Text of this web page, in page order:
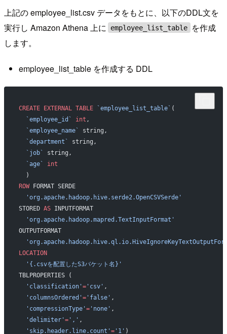
上記の employee_list.csv データをもとに、以下のDDL文を
実行し Amazon Athena 上に
employee_list_table
を作成
します。
employee_list_table を作成する DDL
CREATE EXTERNAL TABLE `employee_list_table` (
  `employee_id`
int ,
  `employee_name`
string,
  `department`
string,
  `job`
string,
  `age`
int
  )
ROW FORMAT SERDE
  'org.apache.hadoop.hive.serde2.OpenCSVSerde'
STORED AS INPUTFORMAT
  'org.apache.hadoop.mapred.TextInputFormat'
OUTPUTFORMAT
LOCATION
  '{.csvを配置したS3バケット名}'
TBLPROPERTIES (
  'classification'
='csv' ,
  'columnsOrdered'
='false' ,
  'compressionType'
='none' ,
  'delimiter'
=',' ,
  'skip.header.line.count'
='1' )